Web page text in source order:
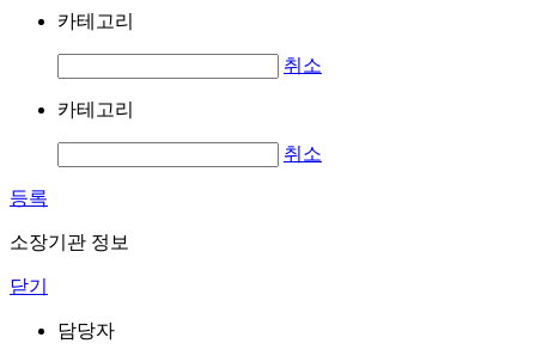
카테고리
취소
카테고리
취소
등록
소장기관 정보
닫기
담당자